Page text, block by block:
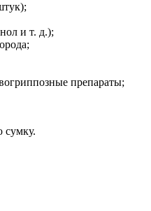
и т. д.);
препараты;
сумку.